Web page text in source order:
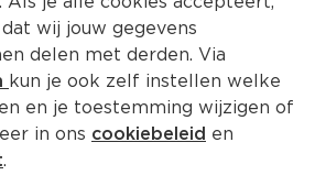
BBQ smoky rubs
met 5 rub
wij jouw gegevens
delen met derden. Via
kun je ook zelf instellen welke
en je toestemming wijzigen of
in ons cookiebeleid en
.